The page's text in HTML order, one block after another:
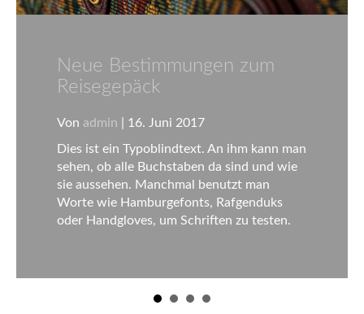
Neue Bestimmungen zum
Reisegepäck
Von admin
16. Juni 2017
Dies ist ein Typoblindtext. An ihm kann man
sehen, ob alle Buchstaben da sind und wie
sie aussehen. Manchmal benutzt man
Worte wie Hamburgefonts, Rafgenduks
oder Handgloves, um Schriften zu testen.